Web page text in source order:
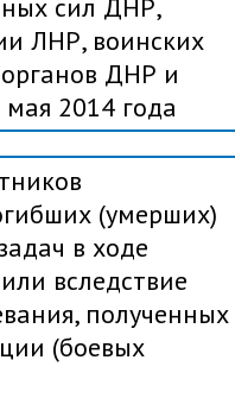
сил ДНР,
ЛНР, воинских
ДНР и
2014 года
(умерших)
в ходе
вследствие
полученных
(боевых